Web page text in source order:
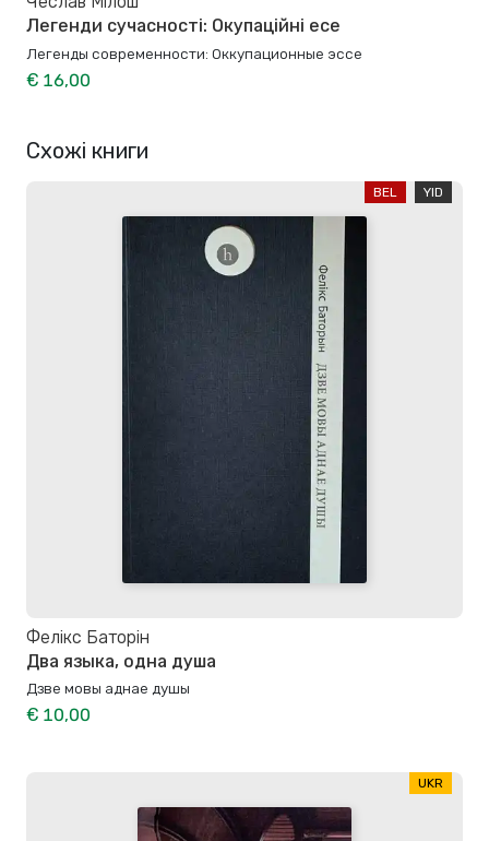
Легенди сучасності: Окупаційні есе
Легенды современности: Оккупационные эссе
€ 16,00
Схожі книги
BEL YID
Фелікс Баторін
Два языка, одна душа
Дзве мовы аднае душы
€ 10,00
UKR